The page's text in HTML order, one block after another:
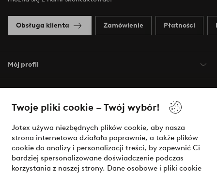
Twoje pliki cookie – Twój wybór!
Jotex używa niezbędnych plików cookie, aby nasza
strona internetowa działała poprawnie, a także plików
cookie do analizy i personalizacji treści, by zapewnić Ci
bardziej spersonalizowane doświadczenie podczas
korzystania z naszej strony. Dane osobowe i pliki cookie
Obsługa klienta Zamówienie Płatności
Mój profil
Warunki